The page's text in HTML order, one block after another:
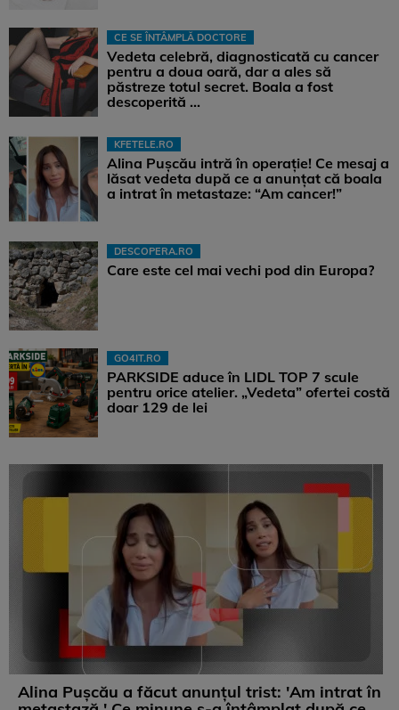
CE SE ÎNTÂMPLĂ DOCTORE
Vedeta celebră, diagnosticată cu cancer
pentru a doua oară, dar a ales să
păstreze totul secret. Boala a fost
descoperită ...
KFETELE.RO
Alina Pușcău intră în operație! Ce mesaj a
lăsat vedeta după ce a anunțat că boala
a intrat în metastaze: “Am cancer!”
DESCOPERA.RO
Care este cel mai vechi pod din Europa?
GO4IT.RO
PARKSIDE aduce în LIDL TOP 7 scule
pentru orice atelier. „Vedeta” ofertei costă
doar 129 de lei
Alina Pușcău a făcut anunțul trist: 'Am intrat în